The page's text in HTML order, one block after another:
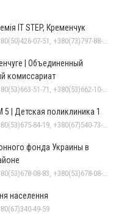
IT STEP, Кременчук
+380(67)899-09-16, +380(50)426-07-51, +380(73)797-88-17
| Объединенный
комиссариат
+380(53)662-00-54, +380(53)663-51-71, +380(53)662-10-35
5 | Детская поликлиника 1
+380(50)356-94-69, +380(53)675-84-19, +380(67)540-73-87
фонда Украины в
+380(53)678-08-74, +380(53)678-08-83, +380(53)678-08-41, +380(53)678-08-86, +380(53)678-09-05
населення
49-59